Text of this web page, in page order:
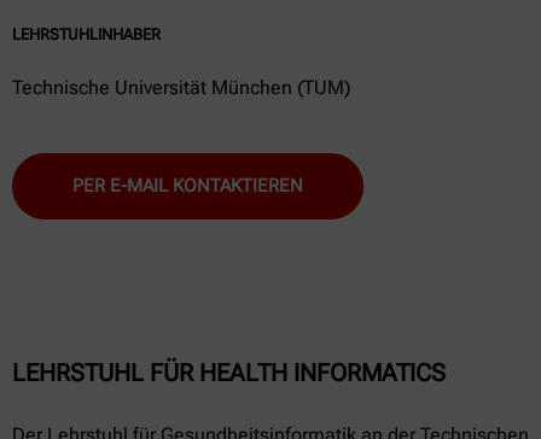
LEHRSTUHLINHABER
Technische Universität München (TUM)
PER E-MAIL KONTAKTIEREN
LEHRSTUHL FÜR HEALTH INFORMATICS